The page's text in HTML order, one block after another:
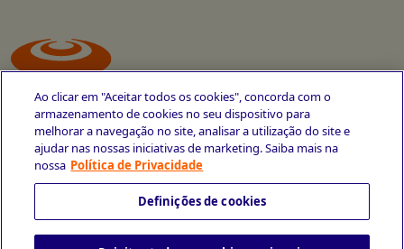
Avenida Cais do Apolo, 77
+55 81 3419-6700
Ao clicar em "Aceitar todos os cookies", concorda com o
armazenamento de cookies no seu dispositivo para
melhorar a navegação no site, analisar a utilização do site e
ajudar nas nossas iniciativas de marketing. Saiba mais na
nossa Política de Privacidade
Definições de cookies